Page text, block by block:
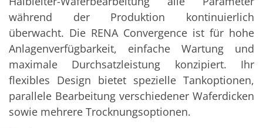
Training
Technologie
Technologiezentren
Prozesstechnologie
TruEtch - Metallätzung
Fluidjet - Metall-Abhebung
SiEtch – KOH-Ätzen
Ätzen
Texturierung
Galvanik
Innovationen
während der Produktion kontinuierlich
überwacht. Die RENA Convergence ist für hohe
Anlagenverfügbarkeit, einfache Wartung und
maximale Durchsatzleistung konzipiert. Ihr
flexibles Design bietet spezielle Tankoptionen,
parallele Bearbeitung verschiedener Waferdicken
sowie mehrere Trocknungsoptionen.